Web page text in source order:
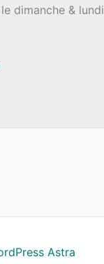
dimanche & lundi
Astra